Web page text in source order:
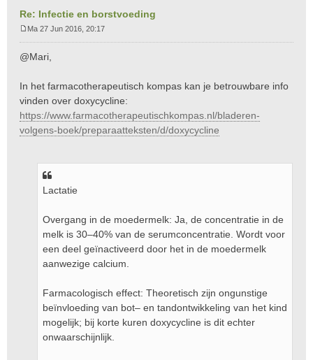
Re: Infectie en borstvoeding
h
t
Ma 27 Jun 2016, 20:17
@Mari,
In het farmacotherapeutisch kompas kan je betrouwbare info
vinden over doxycycline:
https://www.farmacotherapeutischkompas.nl/bladeren-
volgens-boek/preparaatteksten/d/doxycycline
Lactatie
Overgang in de moedermelk: Ja, de concentratie in de
melk is 30–40% van de serumconcentratie. Wordt voor
een deel geïnactiveerd door het in de moedermelk
aanwezige calcium.
Farmacologisch effect: Theoretisch zijn ongunstige
beïnvloeding van bot– en tandontwikkeling van het kind
mogelijk; bij korte kuren doxycycline is dit echter
onwaarschijnlijk.